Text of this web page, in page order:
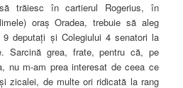
trăiesc în cartierul Rogerius, în
oraş Oradea, trebuie să aleg
9 deputaţi şi Colegiului 4 senatori la
Sarcină grea, frate, pentru că, pe
nu m-am prea interesat de ceea ce
zicalei, de multe ori ridicată la rang